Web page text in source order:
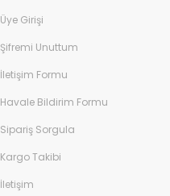
Üye Girişi
Şifremi Unuttum
İletişim Formu
Havale Bildirim Formu
Sipariş Sorgula
Kargo Takibi
İletişim